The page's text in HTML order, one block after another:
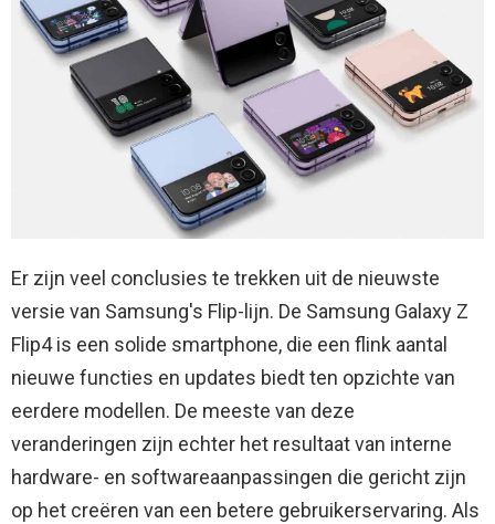
Er zijn veel conclusies te trekken uit de nieuwste
versie van Samsung's Flip-lijn. De Samsung Galaxy Z
Flip4 is een solide smartphone, die een flink aantal
nieuwe functies en updates biedt ten opzichte van
eerdere modellen. De meeste van deze
veranderingen zijn echter het resultaat van interne
hardware- en softwareaanpassingen die gericht zijn
op het creëren van een betere gebruikerservaring. Als